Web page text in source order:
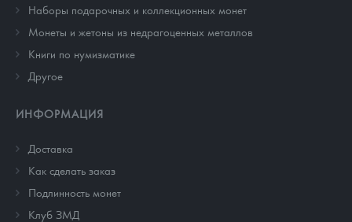
Наборы подарочных и коллекционных монет
Монеты и жетоны из недрагоценных металлов
Книги по нумизматике
Другое
ИНФОРМАЦИЯ
Доставка
Как сделать заказ
Подлинность монет
Клуб ЗМД